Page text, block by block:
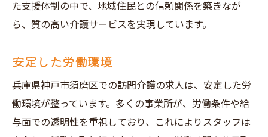
た支援体制の中で、地域住民との信頼関係を築きなが
ら、質の高い介護サービスを実現しています。
安定した労働環境
兵庫県神戸市須磨区での訪問介護の求人は、安定した労
働環境が整っています。多くの事業所が、労働条件や給
与面での透明性を重視しており、これによりスタッフは